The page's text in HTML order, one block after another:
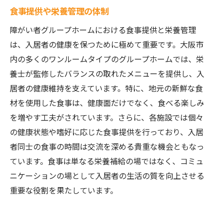
食事提供や栄養管理の体制
障がい者グループホームにおける食事提供と栄養管理
は、入居者の健康を保つために極めて重要です。大阪市
内の多くのワンルームタイプのグループホームでは、栄
養士が監修したバランスの取れたメニューを提供し、入
居者の健康維持を支えています。特に、地元の新鮮な食
材を使用した食事は、健康面だけでなく、食べる楽しみ
を増やす工夫がされています。さらに、各施設では個々
の健康状態や嗜好に応じた食事提供を行っており、入居
者同士の食事の時間は交流を深める貴重な機会ともなっ
ています。食事は単なる栄養補給の場ではなく、コミュ
ニケーションの場として入居者の生活の質を向上させる
重要な役割を果たしています。